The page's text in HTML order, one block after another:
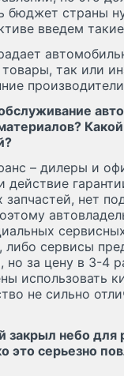
бюджет страны
введем
так или
– дилеры и
действие
запчастей, нет
сервисы
но за цену в 3-
использовать
не сильно
закрыл небо для
это серьезно